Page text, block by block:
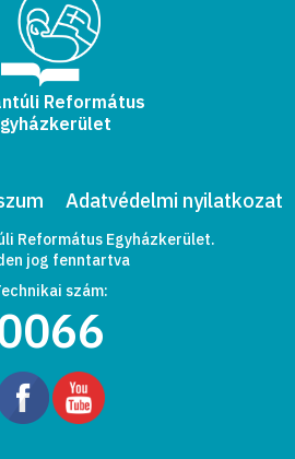
Református
Adatvédelmi nyilatkozat
Református Egyházkerület.
jog fenntartva
szám: